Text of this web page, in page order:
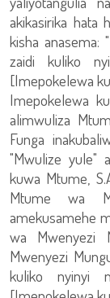
akikasirika hata
kisha anasema:
zaidi kuliko
[Imepokelewa
Imepokelewa
alimwuliza
Funga
"Mwulize yule"
kuwa Mtume,
Mtume wa
amekusamehe
wa Mwenyezi
Mwenyezi
kuliko nyinyi